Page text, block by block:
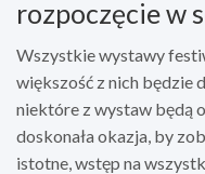
rozpoczęcie w
Wszystkie wystawy
większość z nich będzie
niektóre z wystaw będą
doskonała okazja, by
istotne, wstęp na